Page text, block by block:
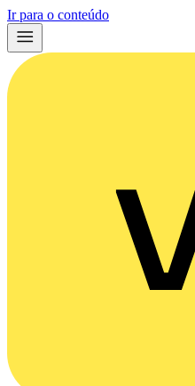
Ir para o conteúdo